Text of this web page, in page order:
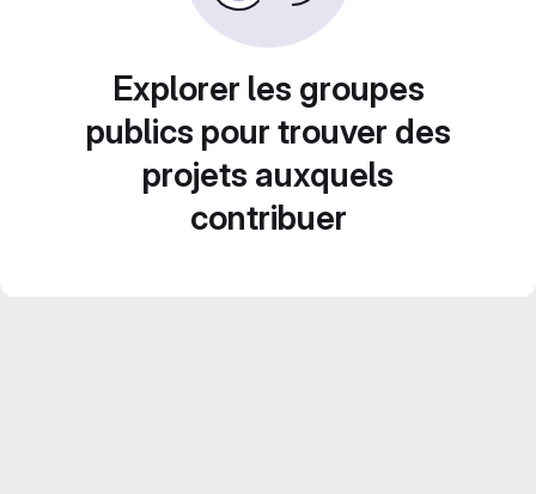
Explorer les groupes
publics pour trouver des
projets auxquels
contribuer